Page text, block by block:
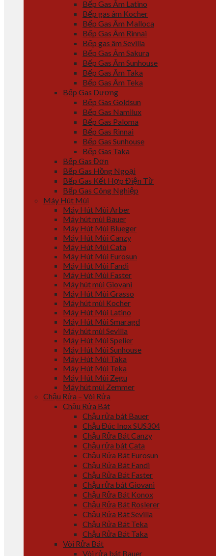
Bếp Gas Âm Latino
Bếp gas âm Kocher
Bếp Gas Âm Malloca
Bếp Gas Âm Rinnai
Bếp gas âm Sevilla
Bếp Gas Âm Sakura
Bếp Gas Âm Sunhouse
Bếp Gas Âm Taka
Bếp Gas Âm Teka
Bếp Gas Dương
Bếp Gas Goldsun
Bếp Gas Namilux
Bếp Gas Paloma
Bếp Gas Rinnai
Bếp Gas Sunhouse
Bếp Gas Taka
Bếp Gas Đơn
Bếp Gas Hồng Ngoại
Bếp Gas Kết Hợp Điện Từ
Bếp Gas Công Nghiệp
Máy Hút Mùi
Máy Hút Mùi Arber
Máy hút mùi Bauer
Máy Hút Mùi Blueger
Máy Hút Mùi Canzy
Máy Hút Mùi Cata
Máy Hút Mùi Eurosun
Máy Hút Mùi Fandi
Máy Hút Mùi Faster
Máy hút mùi Giovani
Máy Hút Mùi Grasso
Máy hút mùi Kocher
Máy Hút Mùi Latino
Máy Hút Mùi Smaragd
Máy hút mùi Sevilla
Máy Hút Mùi Spelier
Máy Hút Mùi Sunhouse
Máy Hút Mùi Taka
Máy Hút Mùi Teka
Máy Hút Mùi Zegu
Máy hút mùi Zemmer
Chậu Rửa – Vòi Rửa
Chậu Rửa Bát
Chậu rửa bát Bauer
Chậu Đúc Inox SUS304
Chậu Rửa Bát Canzy
Chậu rửa bát Cata
Chậu Rửa Bát Eurosun
Chậu Rửa Bát Fandi
Chậu Rửa Bát Faster
Chậu rửa bát Giovani
Chậu Rửa Bát Konox
Chậu Rửa Bát Roslerer
Chậu Rửa Bát Sevilla
Chậu Rửa Bát Teka
Chậu Rửa Bát Taka
Vòi Rửa Bát
Vòi rửa bát Bauer